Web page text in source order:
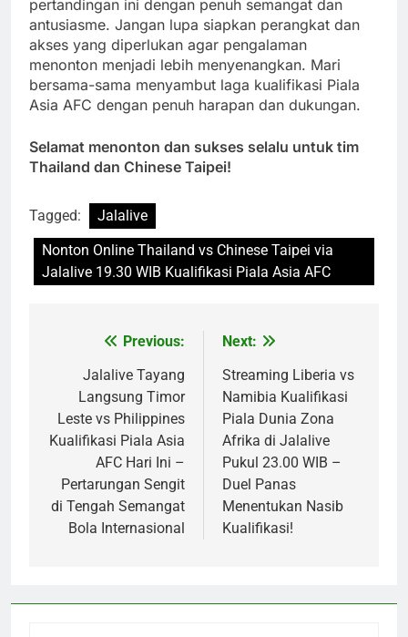
pertandingan ini dengan penuh semangat dan
antusiasme. Jangan lupa siapkan perangkat dan
akses yang diperlukan agar pengalaman
menonton menjadi lebih menyenangkan. Mari
bersama-sama menyambut laga kualifikasi Piala
Asia AFC dengan penuh harapan dan dukungan.
Selamat menonton dan sukses selalu untuk tim
Thailand dan Chinese Taipei!
Tagged:
Jalalive
Nonton Online Thailand vs Chinese Taipei via
Jalalive 19.30 WIB Kualifikasi Piala Asia AFC
navigation
Previous:
Jalalive Tayang
Langsung Timor
Leste vs Philippines
Kualifikasi Piala Asia
AFC Hari Ini –
Pertarungan Sengit
di Tengah Semangat
Bola Internasional
Next:
Streaming Liberia vs
Namibia Kualifikasi
Piala Dunia Zona
Afrika di Jalalive
Pukul 23.00 WIB –
Duel Panas
Menentukan Nasib
Kualifikasi!